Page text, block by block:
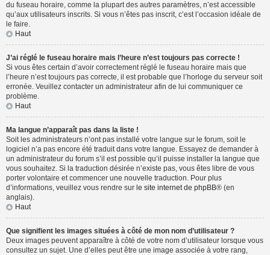
du fuseau horaire, comme la plupart des autres paramètres, n’est accessible
qu’aux utilisateurs inscrits. Si vous n’êtes pas inscrit, c’est l’occasion idéale de
le faire.
Haut
J’ai réglé le fuseau horaire mais l’heure n’est toujours pas correcte !
Si vous êtes certain d’avoir correctement réglé le fuseau horaire mais que
l’heure n’est toujours pas correcte, il est probable que l’horloge du serveur soit
erronée. Veuillez contacter un administrateur afin de lui communiquer ce
problème.
Haut
Ma langue n’apparaît pas dans la liste !
Soit les administrateurs n’ont pas installé votre langue sur le forum, soit le
logiciel n’a pas encore été traduit dans votre langue. Essayez de demander à
un administrateur du forum s’il est possible qu’il puisse installer la langue que
vous souhaitez. Si la traduction désirée n’existe pas, vous êtes libre de vous
porter volontaire et commencer une nouvelle traduction. Pour plus
d’informations, veuillez vous rendre sur le site internet de phpBB® (en
anglais).
Haut
Que signifient les images situées à côté de mon nom d’utilisateur ?
Deux images peuvent apparaître à côté de votre nom d’utilisateur lorsque vous
consultez un sujet. Une d’elles peut être une image associée à votre rang,